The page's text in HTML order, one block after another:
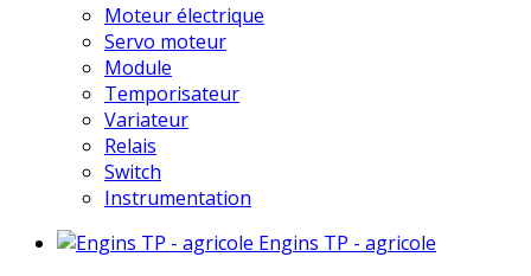
Moteur électrique
Servo moteur
Module
Temporisateur
Variateur
Relais
Switch
Instrumentation
Engins TP - agricole